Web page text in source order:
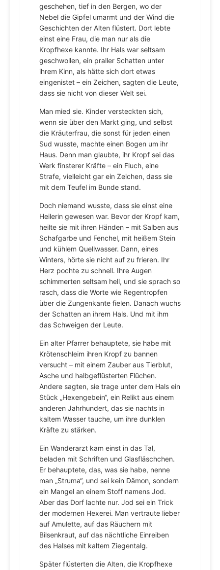
geschehen, tief in den Bergen, wo der
Nebel die Gipfel umarmt und der Wind die
Geschichten der Alten flüstert. Dort lebte
einst eine Frau, die man nur als die
Kropfhexe kannte. Ihr Hals war seltsam
geschwollen, ein praller Schatten unter
ihrem Kinn, als hätte sich dort etwas
eingenistet – ein Zeichen, sagten die Leute,
dass sie nicht von dieser Welt sei.
Man mied sie. Kinder versteckten sich,
wenn sie über den Markt ging, und selbst
die Kräuterfrau, die sonst für jeden einen
Sud wusste, machte einen Bogen um ihr
Haus. Denn man glaubte, ihr Kropf sei das
Werk finsterer Kräfte – ein Fluch, eine
Strafe, vielleicht gar ein Zeichen, dass sie
mit dem Teufel im Bunde stand.
Doch niemand wusste, dass sie einst eine
Heilerin gewesen war. Bevor der Kropf kam,
heilte sie mit ihren Händen – mit Salben aus
Schafgarbe und Fenchel, mit heißem Stein
und kühlem Quellwasser. Dann, eines
Winters, hörte sie nicht auf zu frieren. Ihr
Herz pochte zu schnell. Ihre Augen
schimmerten seltsam hell, und sie sprach so
rasch, dass die Worte wie Regentropfen
über die Zungenkante fielen. Danach wuchs
der Schatten an ihrem Hals. Und mit ihm
das Schweigen der Leute.
Ein alter Pfarrer behauptete, sie habe mit
Krötenschleim ihren Kropf zu bannen
versucht – mit einem Zauber aus Tierblut,
Asche und halbgeflüsterten Flüchen.
Andere sagten, sie trage unter dem Hals ein
Stück „Hexengebein“, ein Relikt aus einem
anderen Jahrhundert, das sie nachts in
kaltem Wasser tauche, um ihre dunklen
Kräfte zu stärken.
Ein Wanderarzt kam einst in das Tal,
beladen mit Schriften und Glasfläschchen.
Er behauptete, das, was sie habe, nenne
man „Struma“, und sei kein Dämon, sondern
ein Mangel an einem Stoff namens Jod.
Aber das Dorf lachte nur. Jod sei ein Trick
der modernen Hexerei. Man vertraute lieber
auf Amulette, auf das Räuchern mit
Bilsenkraut, auf das nächtliche Einreiben
des Halses mit kaltem Ziegentalg.
Später flüsterten die Alten, die Kropfhexe